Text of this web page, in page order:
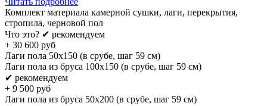
Комплект материала камерной сушки, лаги, перекрытия,
стропила, черновой пол
Что это? ✔ рекомендуем
+ 30 600 руб
Лаги пола 50х150 (в срубе, шаг 59 см)
Лаги пола из бруса 100х150 (в срубе, шаг 59 см)
✔ рекомендуем
+ 9 500 руб
Лаги пола из бруса 50х200 (в срубе, шаг 59 см)